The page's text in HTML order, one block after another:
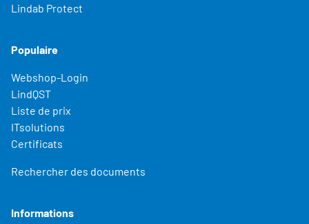
Lindab Protect
Populaire
Webshop-Login
LindQST
Liste de prix
ITsolutions
Certificats
Rechercher des documents
Informations